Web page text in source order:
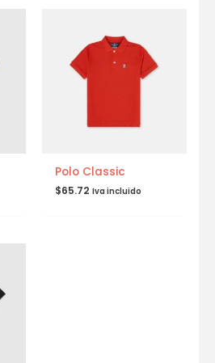
Polo Classic
$65.72 Iva incluido